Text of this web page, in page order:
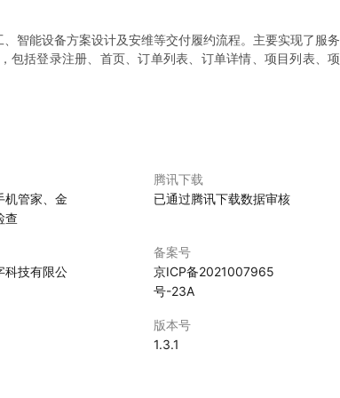
智能设备方案设计及安维等交付履约流程。主要实现了服务
包括登录注册、首页、订单列表、订单详情、项目列表、项
机管家、金
查
腾讯下载
已通过腾讯下载数据审核
科技有限公
备案号
京ICP备2021007965
号-23A
版本号
1.3.1